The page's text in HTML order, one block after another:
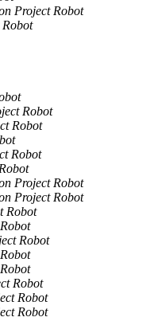
Project Robot
Robot
Robot
Robot
Project Robot
Project Robot
Robot
Robot
Robot
Robot
Robot